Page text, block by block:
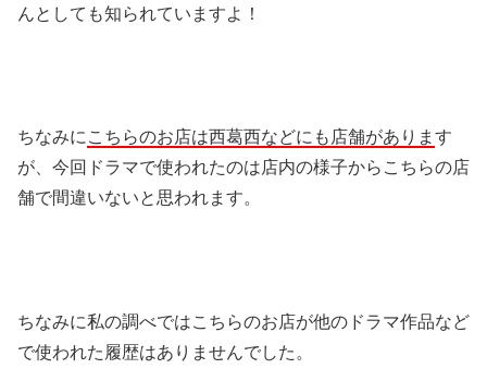
んとしても知られていますよ！
ちなみに こちらのお店は西葛西などにも店舗がありま す
が、今回ドラマで使われたのは店内の様子からこちらの店
舗で間違いないと思われます。
ちなみに私の調べではこちらのお店が他のドラマ作品など
で使われた履歴はありませんでした。